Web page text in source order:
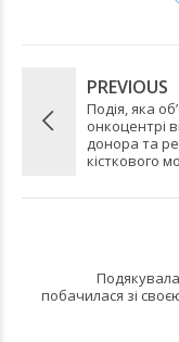
PREVIOUS
Подія, яка
онкоцентрі
донора та
кісткового
побачилася зі